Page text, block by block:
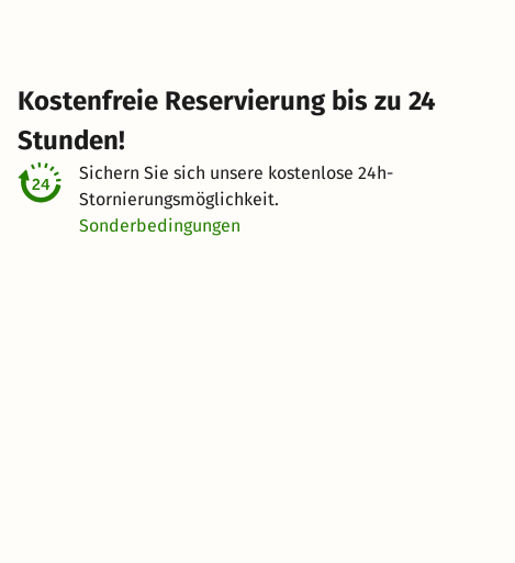
Kostenfreie Reservierung bis zu 24
Stunden!
Sichern Sie sich unsere kostenlose 24h-
Stornierungsmöglichkeit.
Sonderbedingungen